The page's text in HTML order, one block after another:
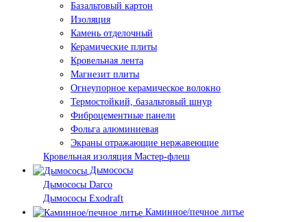
Базальтовый картон
Изоляция
Камень отделочный
Керамические плиты
Кровельная лента
Магнезит плиты
Огнеупорное керамическое волокно
Термостойкий, базальтовый шнур
Фиброцементные панели
Фольга алюминиевая
Экраны отражающие нержавеющие
Кровельная изоляция Мастер-флеш
Дымососы
Дымососы Darco
Дымососы Exodraft
Каминное/печное литье